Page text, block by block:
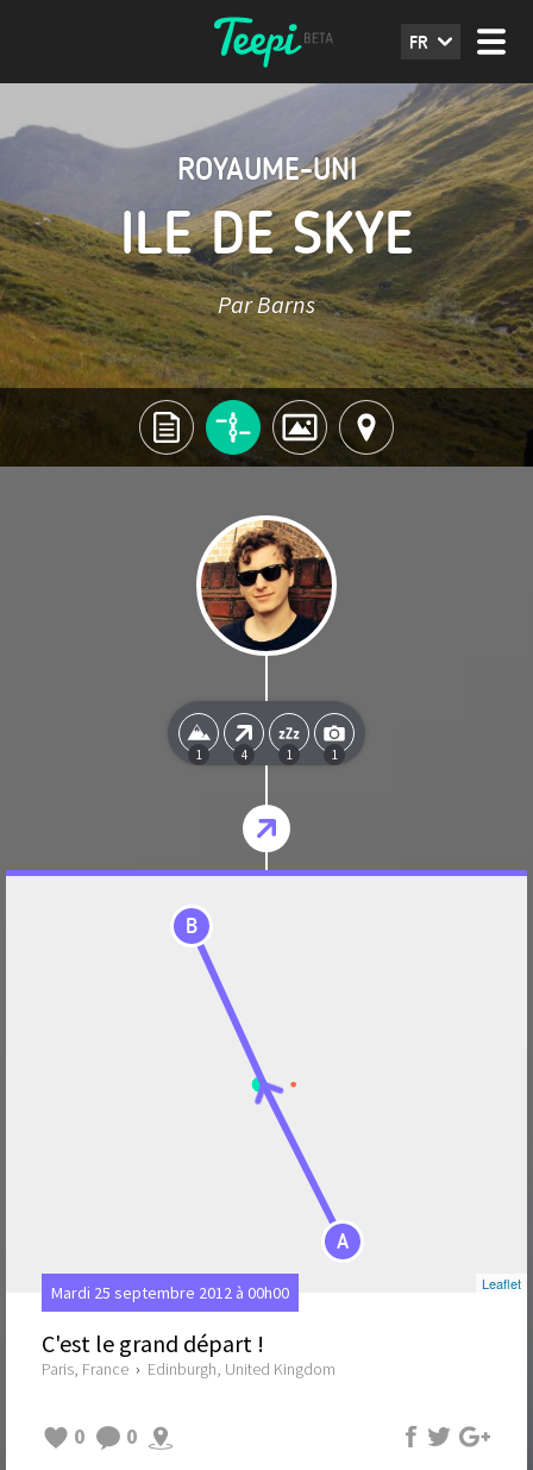
FR
ROYAUME-UNI
ILE DE SKYE
Par Barns
1 4 1 1
A
B
Leaflet
Mardi 25 septembre 2012 à 00h00
C'est le grand départ !
Paris, France › Edinburgh, United Kingdom
0 0